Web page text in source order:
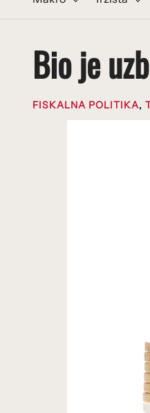
Bio je
FISKALNA POLITIKA,